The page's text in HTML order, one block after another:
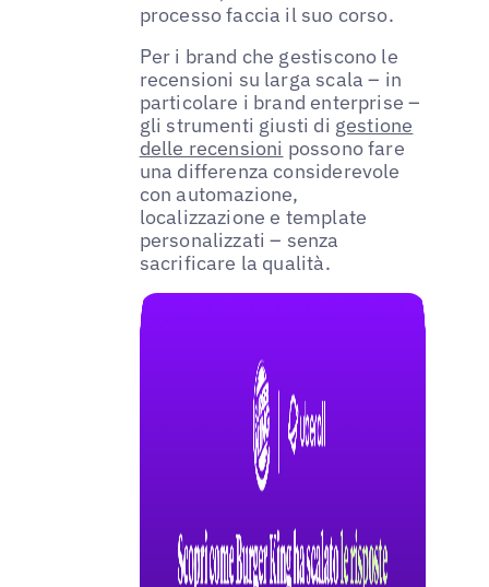
processo faccia il suo corso.
Per i brand che gestiscono le
recensioni su larga scala – in
particolare i brand enterprise –
gli strumenti giusti di gestione
delle recensioni possono fare
una differenza considerevole
con automazione,
localizzazione e template
personalizzati – senza
sacrificare la qualità.